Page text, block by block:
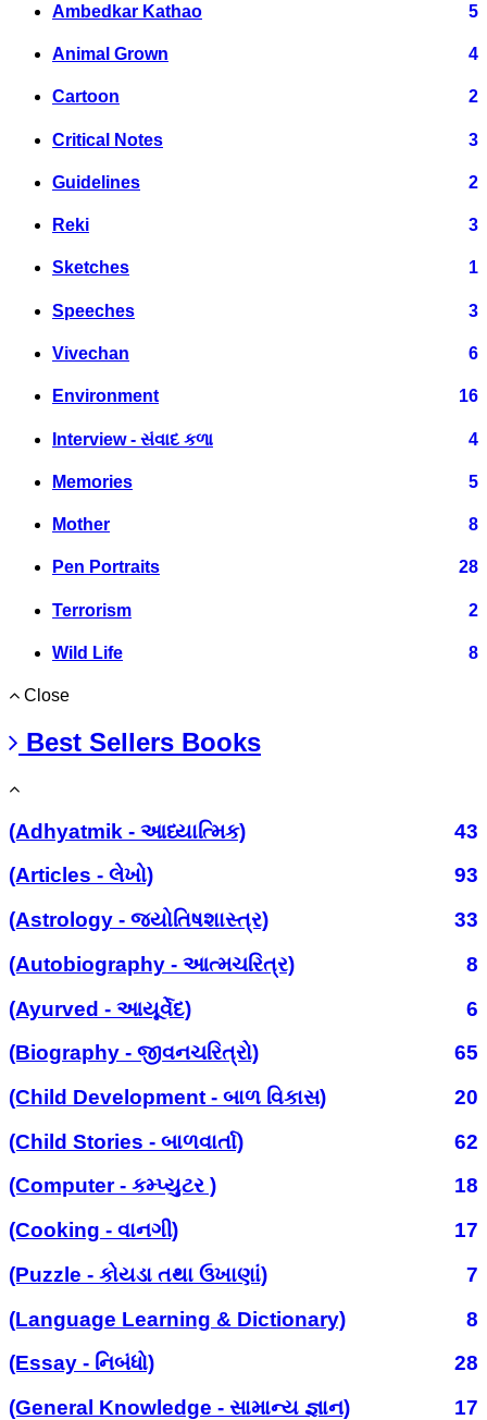
Ambedkar Kathao 5
Animal Grown 4
Cartoon 2
Critical Notes 3
Guidelines 2
Reki 3
Sketches 1
Speeches 3
Vivechan 6
Environment 16
Interview - સંવાદ કળા 4
Memories 5
Mother 8
Pen Portraits 28
Terrorism 2
Wild Life 8
Close
Best Sellers Books
(Adhyatmik - આધ્યાત્મિક)
43
(Articles - લેખો)
93
(Astrology - જ્યોતિષશાસ્ત્ર)
33
(Autobiography - આત્મચરિત્ર)
8
(Ayurved - આયૂર્વેદ)
6
(Biography - જીવનચરિત્રો)
65
(Child Development - બાળ વિકાસ)
20
(Child Stories - બાળવાર્તા)
62
(Computer - કમ્પ્યુટર )
18
(Cooking - વાનગી)
17
(Puzzle - કોયડા તથા ઉખાણાં)
7
(Language Learning & Dictionary)
8
(Essay - નિબંધો)
28
(General Knowledge - સામાન્ય જ્ઞાન)
17